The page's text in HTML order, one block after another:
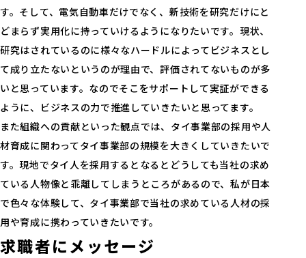
す。そして、電気自動車だけでなく、新技術を研究だけにと
どまらず実用化に持っていけるようになりたいです。現状、
研究はされているのに様々なハードルによってビジネスとし
て成り立たないというのが理由で、評価されてないものが多
いと思っています。なのでそこをサポートして実証ができる
ように、ビジネスの力で推進していきたいと思ってます。
また組織への貢献といった観点では、タイ事業部の採用や人
材育成に関わってタイ事業部の規模を大きくしていきたいで
す。現地でタイ人を採用するとなるとどうしても当社の求め
ている人物像と乖離してしまうところがあるので、私が日本
で色々な体験して、タイ事業部で当社の求めている人材の採
用や育成に携わっていきたいです。
求職者にメッセージ